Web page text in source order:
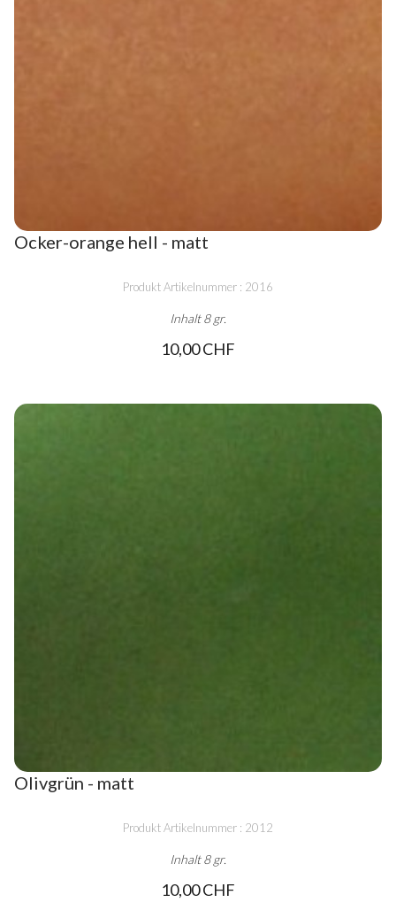
Ocker-orange hell - matt
Produkt Artikelnummer : 2016
Inhalt 8 gr.
10,00 CHF
Olivgrün - matt
Produkt Artikelnummer : 2012
Inhalt 8 gr.
10,00 CHF